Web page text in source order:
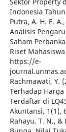
Indonesia
Putra, A. H. E.
Analisis
Saham
Riset
https://e-
Rachmawati, Y.
Terhadap Harga
Terdaftar di
Akuntansi, 1(1),
Rahayu, T. N.,